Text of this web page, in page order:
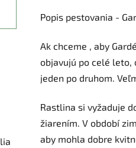
Popis pestovania -
Ak chceme , aby
objavujú po celé leto,
jeden po druhom.
Rastlina si vyžaduje
žiarením. V období
aby mohla dobre